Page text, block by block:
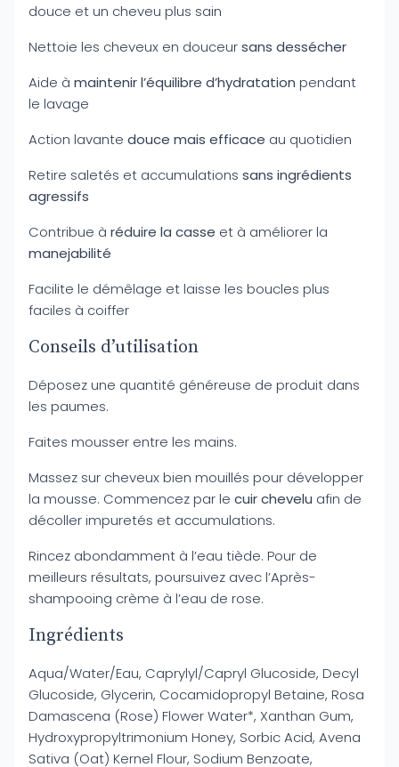
douce et un cheveu plus sain
Nettoie les cheveux en douceursans dessécher
Aide à maintenir l’équilibre d’hydratation pendant
le lavage
Action lavante douce mais efficace au quotidien
Retire saletés et accumulations sans ingrédients
agressifs
Contribue à réduire la casse et à améliorer la
manejabilité
Facilite le démêlage et laisse les boucles plus
faciles à coiffer
Conseils d’utilisation
Déposez une quantité généreuse de produit dans
les paumes.
Faites mousser entre les mains.
Massez sur cheveux bien mouillés pour développer
la mousse. Commencez par le cuir chevelu afin de
décoller impuretés et accumulations.
Rincez abondamment à l’eau tiède. Pour de
meilleurs résultats, poursuivez avec l’Après-
shampooing crème à l’eau de rose.
Ingrédients
Aqua/Water/Eau, Caprylyl/Capryl Glucoside, Decyl
Glucoside, Glycerin, Cocamidopropyl Betaine, Rosa
Damascena (Rose) Flower Water*, Xanthan Gum,
Hydroxypropyltrimonium Honey, Sorbic Acid, Avena
Sativa (Oat) Kernel Flour, Sodium Benzoate,